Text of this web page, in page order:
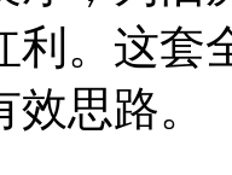
利。这套
思路。